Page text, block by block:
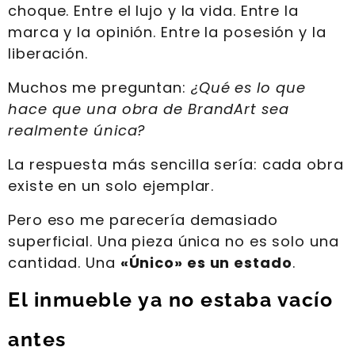
choque. Entre el lujo y la vida. Entre la
marca y la opinión. Entre la posesión y la
liberación.
Muchos me preguntan: ¿Qué es lo que
hace que una obra de BrandArt sea
realmente única?
La respuesta más sencilla sería: cada obra
existe en un solo ejemplar.
Pero eso me parecería demasiado
superficial. Una pieza única no es solo una
cantidad. Una «Único» es un estado.
El inmueble ya no estaba vacío
antes